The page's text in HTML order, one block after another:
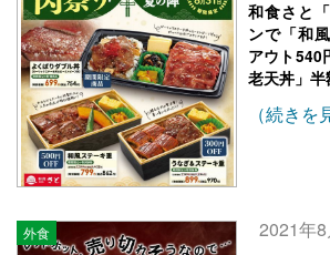
和食さと
ンで「和
アウト540
老天丼」
（続きを
外食 2021年8